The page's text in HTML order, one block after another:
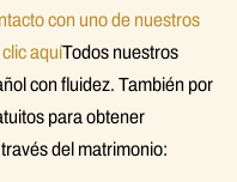
con uno de nuestros
aquíTodos nuestros
con fluidez. También por
para obtener
del matrimonio: